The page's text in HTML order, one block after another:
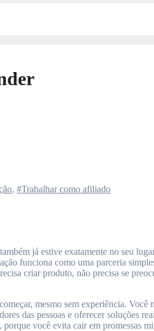
, #Trabalhar como afiliado
funciona como uma parceria
criar produto, não precisa se
mesmo sem experiência.
das pessoas e oferecer soluções
você evita cair em promessas